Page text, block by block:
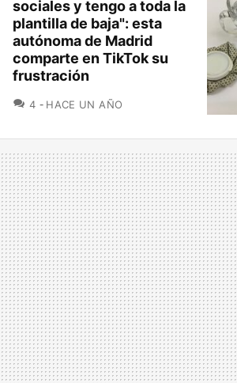
sociales y tengo a toda la
plantilla de baja": esta
autónoma de Madrid
comparte en TikTok su
frustración
4 COMENTARIOS
HACE UN AÑO